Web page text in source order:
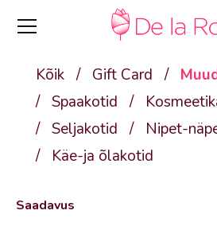
Kõik / Gift Card /
/ Spaakotid /
/ Seljakotid /
Nipet-
/
Käe-ja õlakotid
Saadavus